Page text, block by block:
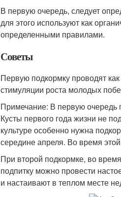
В первую очередь, следует
для этого используют как
определенными правилами.
Советы
Первую подкормку проводят
стимуляции роста молодых
Примечание: В первую очередь
Кусты первого года жизни не
культуре особенно нужна
середине апреля. Во время
При второй подкормке, во
подпитку можно провести
и настаивают в теплом месте